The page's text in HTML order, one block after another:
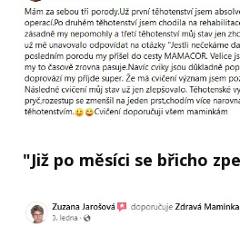
"Již po měsíci se břicho